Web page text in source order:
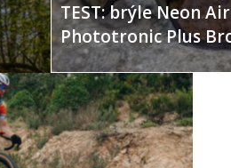
TEST: brýle Neon
Phototronic Plus